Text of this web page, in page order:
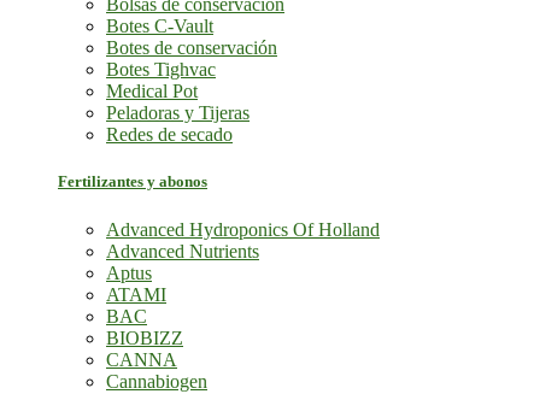
Bolsas de conservación
Botes C-Vault
Botes de conservación
Botes Tighvac
Medical Pot
Peladoras y Tijeras
Redes de secado
Fertilizantes y abonos
Advanced Hydroponics Of Holland
Advanced Nutrients
Aptus
ATAMI
BAC
BIOBIZZ
CANNA
Cannabiogen